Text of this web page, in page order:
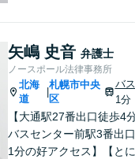
続、交通事故、労働、企
務など、多岐に渡る分野
通しています。どうぞお
にご連絡ください。
矢嶋 史音 弁護士
ノースポール法律事務所
北海
道
札幌市中央
区
バ
1分
【大通駅27番出口徒歩4
バスセンター前駅3番出
1分の好アクセス】【とに